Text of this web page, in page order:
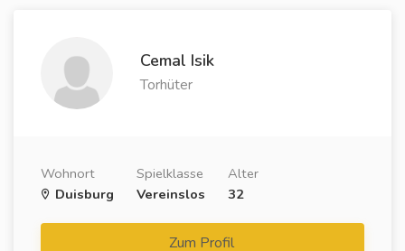
Cemal Isik
Torhüter
Wohnort
Duisburg
Spielklasse
Vereinslos
Alter
32
Zum Profil